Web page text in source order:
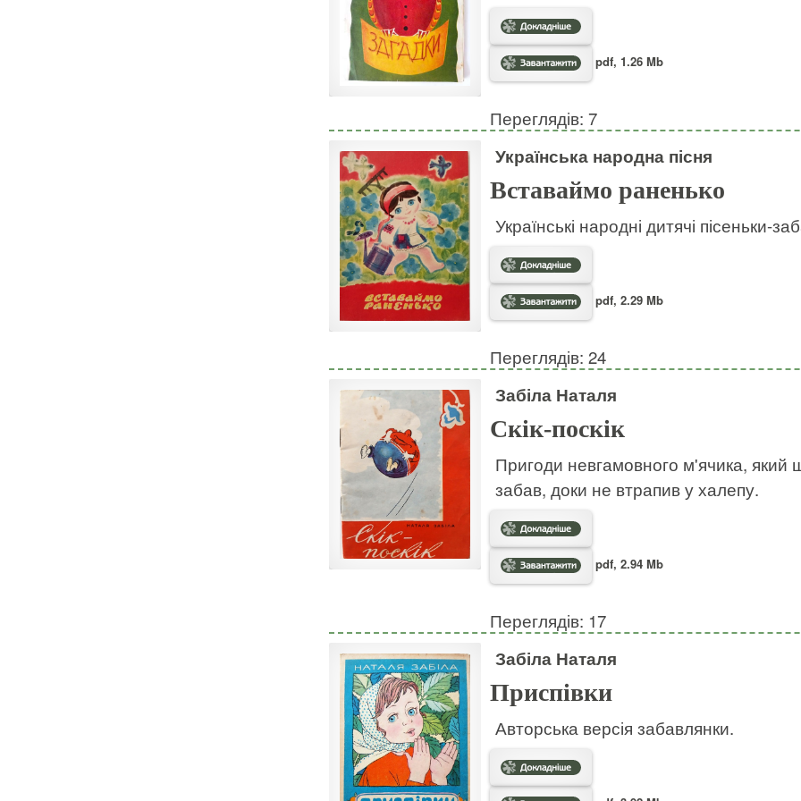
pdf, 1.26 Mb
Переглядів: 7
Українська народна пісня
Вставаймо раненько
Українські народні дитячі пісеньки-
pdf, 2.29 Mb
Переглядів: 24
Забіла Наталя
Скік-поскік
Пригоди невгамовного м'ячика, який
забав, доки не втрапив у халепу.
pdf, 2.94 Mb
Переглядів: 17
Забіла Наталя
Приспівки
Авторська версія забавлянки.